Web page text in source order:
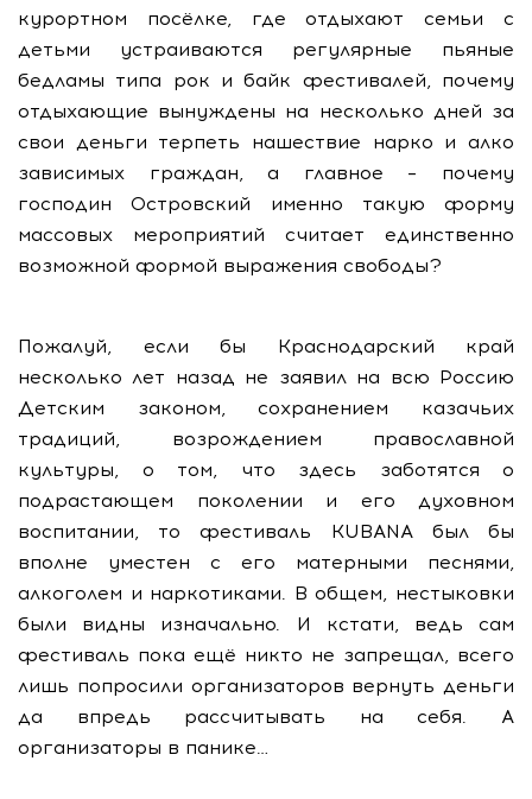
курортном посёлке, где отдыхают семьи с
детьми устраиваются регулярные пьяные
бедламы типа рок и байк фестивалей, почему
отдыхающие вынуждены на несколько дней за
свои деньги терпеть нашествие нарко и алко
зависимых граждан, а главное – почему
господин Островский именно такую форму
массовых мероприятий считает единственно
возможной формой выражения свободы?
Пожалуй, если бы Краснодарский край
несколько лет назад не заявил на всю Россию
Детским законом, сохранением казачьих
традиций, возрождением православной
культуры, о том, что здесь заботятся о
подрастающем поколении и его духовном
воспитании, то фестиваль KUBANA был бы
вполне уместен с его матерными песнями,
алкоголем и наркотиками. В общем, нестыковки
были видны изначально. И кстати, ведь сам
фестиваль пока ещё никто не запрещал, всего
лишь попросили организаторов вернуть деньги
да впредь рассчитывать на себя. А
организаторы в панике…